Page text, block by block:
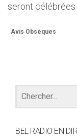
seront
Avis Obsèques
BEL RADIO EN